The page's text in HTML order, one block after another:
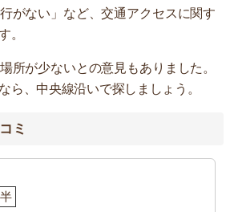
がない」など、交通アクセスに関す
。
所が少ないとの意見もありました。
ら、中央線沿いで探しましょう。
ミ